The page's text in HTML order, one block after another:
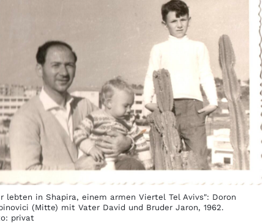
lebten in Shapira, einem armen Viertel Tel Avivs": Doron
(Mitte) mit Vater David und Bruder Jaron, 1962.
privat